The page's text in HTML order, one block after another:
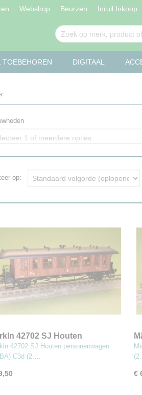
Webshop Beurzen Inruil Inkoop
TOEBEHOREN DIGITAAL
1 of meerdere opties
op:
42702 SJ Houten
(#MBA)
42702 SJ Houten personenwagen
C3d (2.…
€